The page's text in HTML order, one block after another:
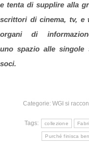
e tenta di supplire alla
scrittori di cinema, tv, e
organi di
uno spazio alle singole
soci.
Categorie: WGI si
Tags: collezione
Purché finisca